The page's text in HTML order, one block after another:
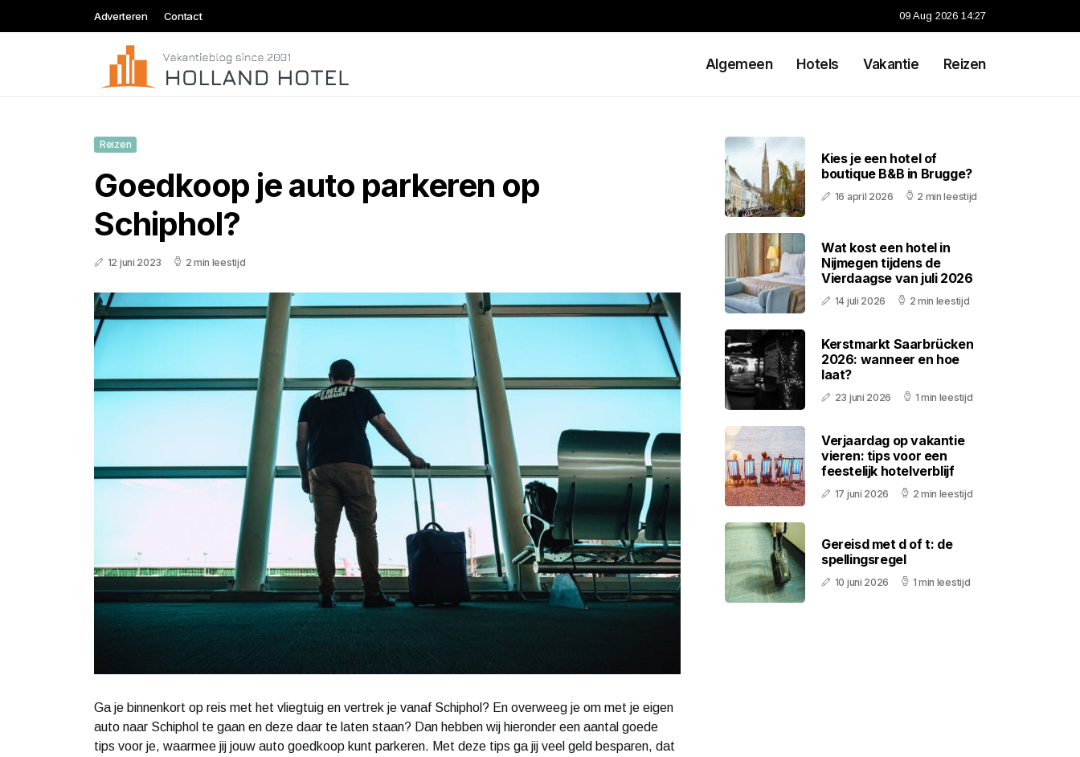
Adverteren Contact 09 Aug 2026 14:27
Algemeen Hotels Vakantie Reizen
Reizen
Goedkoop je auto parkeren op
Schiphol?
12 juni 2023 2 min leestijd
Ga je binnenkort op reis met het vliegtuig en vertrek je vanaf Schiphol? En overweeg je om met je eigen
auto naar Schiphol te gaan en deze daar te laten staan? Dan hebben wij hieronder een aantal goede
tips voor je, waarmee jij jouw auto goedkoop kunt parkeren. Met deze tips ga jij veel geld besparen, dat
Kies je een hotel of
boutique B&B in Brugge?
16 april 2026 2 min leestijd
Wat kost een hotel in
Nijmegen tijdens de
Vierdaagse van juli 2026
14 juli 2026 2 min leestijd
Kerstmarkt Saarbrücken
2026: wanneer en hoe
laat?
23 juni 2026 1 min leestijd
Verjaardag op vakantie
vieren: tips voor een
feestelijk hotelverblijf
17 juni 2026 2 min leestijd
Gereisd met d of t: de
spellingsregel
10 juni 2026 1 min leestijd